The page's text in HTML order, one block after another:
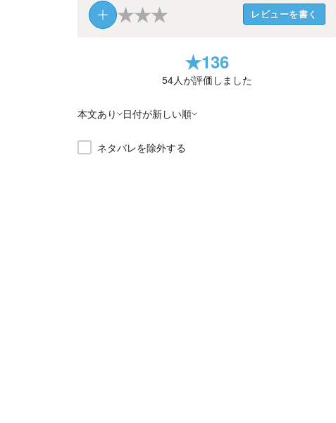
★★★ レビューを書く
★136
54人が評価しました
本文あり 日付が新しい順
ネタバレを除外する